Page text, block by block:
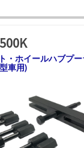
・ホイールハブプ
車用)